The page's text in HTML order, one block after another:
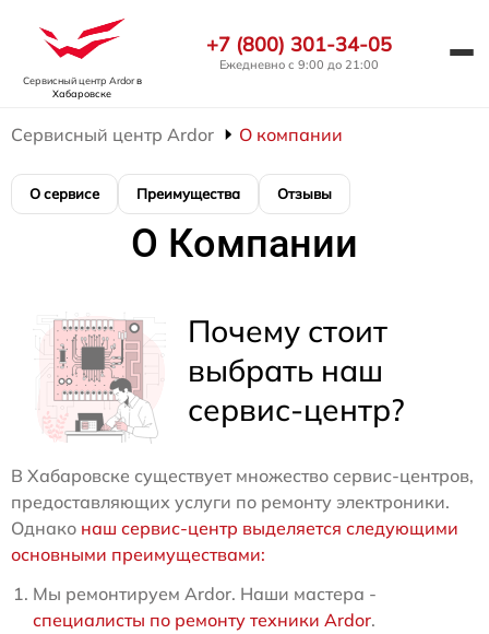
Сервисный центр Ardorв
Хабаровске
+7 (800) 301-34-05
Ежедневно с 9:00 до 21:00
Сервисный центр Ardor О компании
О сервисе Преимущества Отзывы
О Компании
Почему стоит
выбрать наш
сервис-центр?
В Хабаровске существует множество сервис-центров,
предоставляющих услуги по ремонту электроники.
Однако наш сервис-центр выделяется следующими
основными преимуществами:
Мы ремонтируем Ardor. Наши мастера -
специалисты по ремонту техники Ardor.